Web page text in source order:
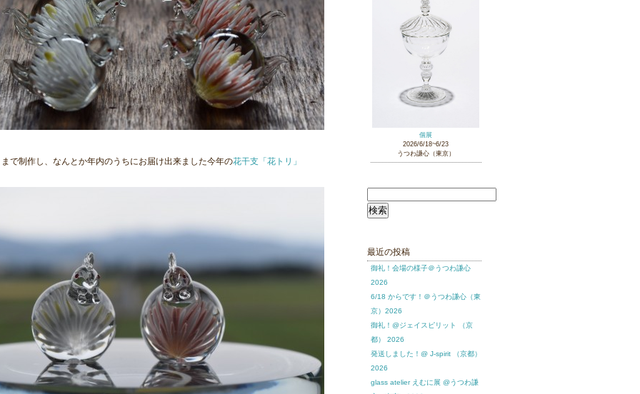
で制作し、なんとか年内のうちにお届け出来ました今年の花干支「花トリ」
個展
2026/6/18~6/23
うつわ謙心（東京）
索:
最近の投稿
御礼！会場の様子＠うつわ謙心
2026
6/18 からです！＠うつわ謙心（東
京）2026
御礼！@ジェイスピリット （京
都） 2026
発送しました！@ J-spirit （京都）
2026
glass atelier えむに展 @うつわ謙